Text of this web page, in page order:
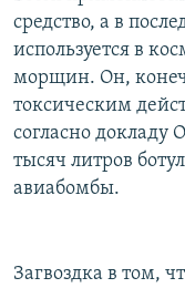
средство, а в
используется в
морщин. Он,
токсическим
согласно докладу
тысяч литров
авиабомбы.
Загвоздка в том,